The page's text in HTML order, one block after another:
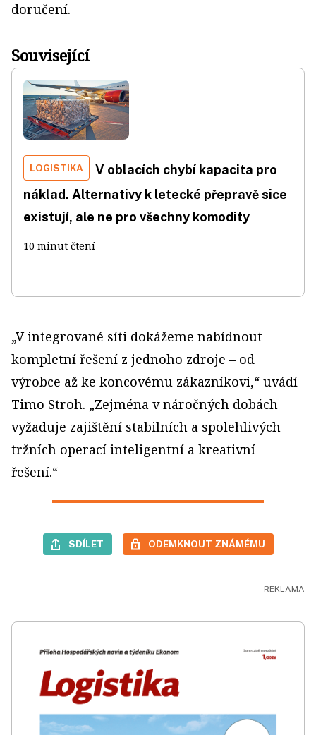
doručení.
Související
LOGISTIKA
V oblacích chybí kapacita pro
náklad. Alternativy k letecké přepravě sice
existují, ale ne pro všechny komodity
10 minut čtení
„V integrované síti dokážeme nabídnout
kompletní řešení z jednoho zdroje – od
výrobce až ke koncovému zákazníkovi,“ uvádí
Timo Stroh. „Zejména v náročných dobách
vyžaduje zajištění stabilních a spolehlivých
tržních operací inteligentní a kreativní
řešení.“
SDÍLET ODEMKNOUT ZNÁMÉMU